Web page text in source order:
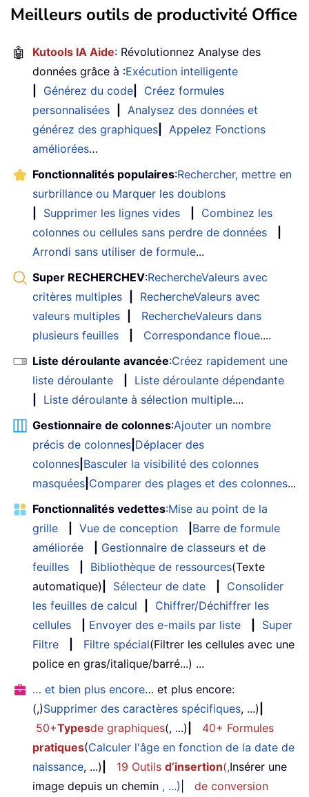
Meilleurs outils de productivité Office
🤖 Kutools IA Aide: Révolutionnez Analyse des
données grâce à :Exécution intelligente
Générez du code
Créez formules
personnalisées
Analysez des données et
générez des graphiques
Appelez Fonctions
améliorées…
Fonctionnalités populaires:Rechercher, mettre en
surbrillance ou Marquer les doublons
Supprimer les lignes vides
Combinez les
colonnes ou cellules sans perdre de données
Arrondi sans utiliser de formule...
Super RECHERCHEV:RechercheValeurs avec
critères multiples
RechercheValeurs avec
valeurs multiples
RechercheValeurs dans
plusieurs feuilles
Correspondance floue....
Liste déroulante avancée:Créez rapidement une
liste déroulante
Liste déroulante dépendante
Liste déroulante à sélection multiple....
Gestionnaire de colonnes:Ajouter un nombre
précis de colonnes Déplacer des
colonnes Basculer la visibilité des colonnes
masquées Comparer des plages et des colonnes...
Fonctionnalités vedettes:Mise au point de la
grille
Vue de conception
Barre de formule
améliorée
Gestionnaire de classeurs et de
feuilles
Bibliothèque de ressources(Texte
automatique)
Sélecteur de date
Consolider
les feuilles de calcul
Chiffrer/Déchiffrer les
cellules
Envoyer des e-mails par liste
Super
Filtre
Filtre spécial(Filtrer les cellules avec une
police en gras/italique/barré...) ...
… et bien plus encore… et plus encore:
(,)Supprimer des caractères spécifiques, ...)
50+Typesde graphiques(, ...)
40+ Formules
pratiques(Calculer l'âge en fonction de la date de
naissance, ...) 19 Outils d’insertion(,Insérer une
image depuis un chemin , ...)
de conversion